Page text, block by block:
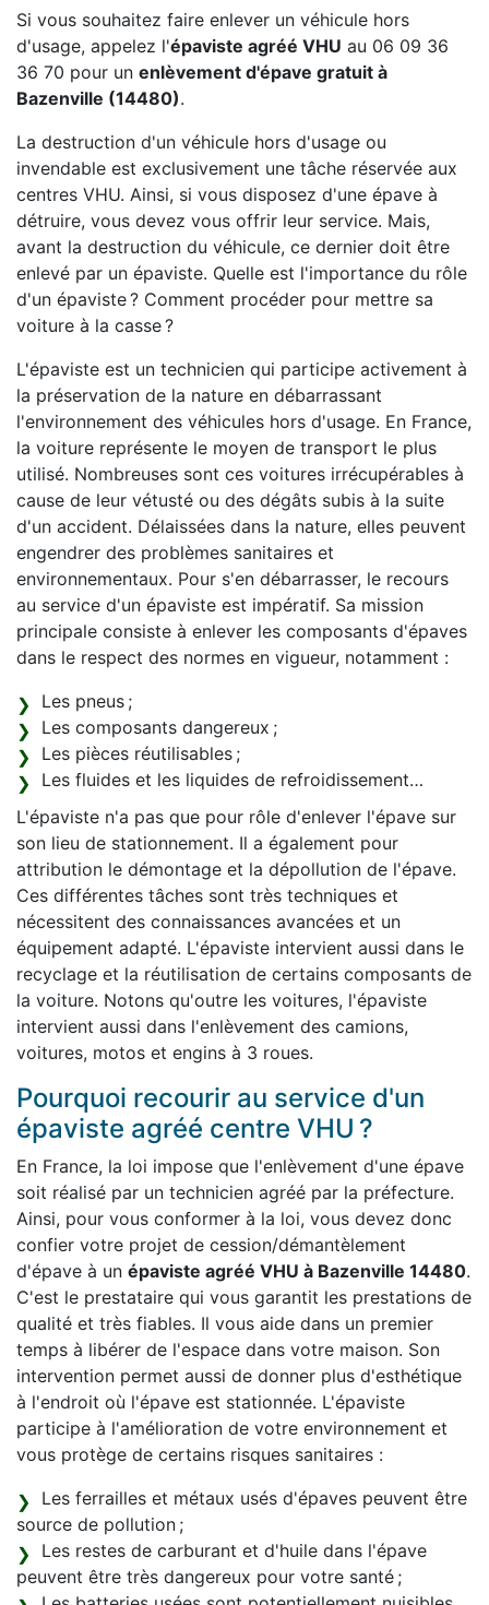
Si vous souhaitez faire enlever un véhicule hors
d'usage, appelez l'épaviste agréé VHU au 06 09 36
36 70 pour un enlèvement d'épave gratuit à
Bazenville (14480).
La destruction d'un véhicule hors d'usage ou
invendable est exclusivement une tâche réservée aux
centres VHU. Ainsi, si vous disposez d'une épave à
détruire, vous devez vous offrir leur service. Mais,
avant la destruction du véhicule, ce dernier doit être
enlevé par un épaviste. Quelle est l'importance du rôle
d'un épaviste ? Comment procéder pour mettre sa
voiture à la casse ?
L'épaviste est un technicien qui participe activement à
la préservation de la nature en débarrassant
l'environnement des véhicules hors d'usage. En France,
la voiture représente le moyen de transport le plus
utilisé. Nombreuses sont ces voitures irrécupérables à
cause de leur vétusté ou des dégâts subis à la suite
d'un accident. Délaissées dans la nature, elles peuvent
engendrer des problèmes sanitaires et
environnementaux. Pour s'en débarrasser, le recours
au service d'un épaviste est impératif. Sa mission
principale consiste à enlever les composants d'épaves
dans le respect des normes en vigueur, notamment :
Les pneus ;
Les composants dangereux ;
Les pièces réutilisables ;
Les fluides et les liquides de refroidissement…
L'épaviste n'a pas que pour rôle d'enlever l'épave sur
son lieu de stationnement. Il a également pour
attribution le démontage et la dépollution de l'épave.
Ces différentes tâches sont très techniques et
nécessitent des connaissances avancées et un
équipement adapté. L'épaviste intervient aussi dans le
recyclage et la réutilisation de certains composants de
la voiture. Notons qu'outre les voitures, l'épaviste
intervient aussi dans l'enlèvement des camions,
voitures, motos et engins à 3 roues.
Pourquoi recourir au service d'un
épaviste agréé centre VHU ?
En France, la loi impose que l'enlèvement d'une épave
soit réalisé par un technicien agréé par la préfecture.
Ainsi, pour vous conformer à la loi, vous devez donc
confier votre projet de cession/démantèlement
d'épave à un épaviste agréé VHU à Bazenville 14480.
C'est le prestataire qui vous garantit les prestations de
qualité et très fiables. Il vous aide dans un premier
temps à libérer de l'espace dans votre maison. Son
intervention permet aussi de donner plus d'esthétique
à l'endroit où l'épave est stationnée. L'épaviste
participe à l'amélioration de votre environnement et
vous protège de certains risques sanitaires :
Les ferrailles et métaux usés d'épaves peuvent être
source de pollution ;
Les restes de carburant et d'huile dans l'épave
peuvent être très dangereux pour votre santé ;